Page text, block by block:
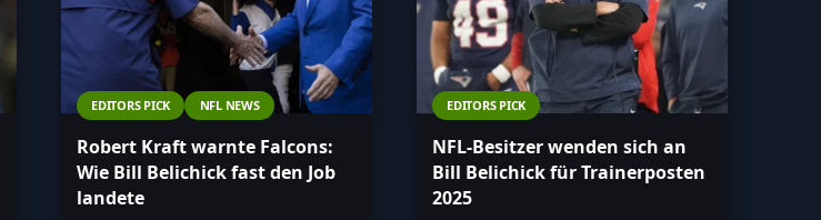
EDITORS PICK NFL NEWS
Robert Kraft warnte Falcons:
Wie Bill Belichick fast den Job
landete
EDITORS PICK
NFL-Besitzer wenden sich an
Bill Belichick für Trainerposten
2025